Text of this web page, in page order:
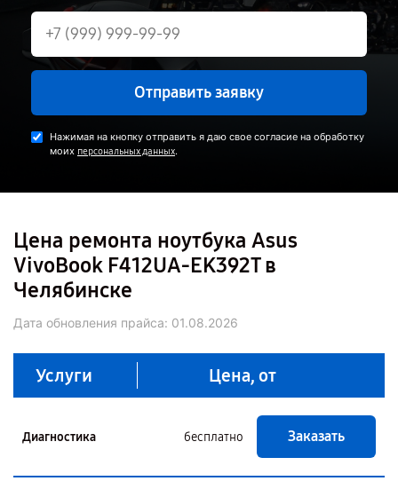
Отправить заявку
Нажимая на кнопку отправить я даю свое согласие на обработку
моих персональных данных.
Цена ремонта ноутбука Asus
VivoBook F412UA-EK392T в
Челябинске
Дата обновления прайса: 01.08.2026
Услуги Цена, от
Диагностика бесплатно Заказать